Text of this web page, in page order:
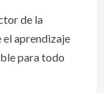
de la
el aprendizaje
para todo